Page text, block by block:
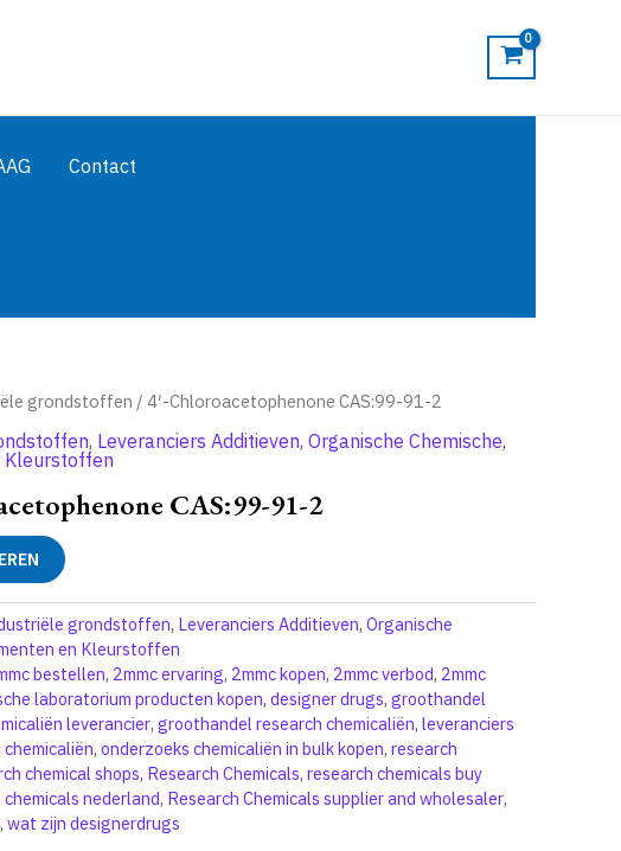
Contact
grondstoffen / 4′-Chloroacetophenone CAS:99-91-2
, Leveranciers Additieven, Organische Chemische,
Kleurstoffen
CAS:99-91-2
grondstoffen, Leveranciers Additieven, Organische
en Kleurstoffen
bestellen, 2mmc ervaring, 2mmc kopen, 2mmc verbod, 2mmc
laboratorium producten kopen, designer drugs, groothandel
leverancier, groothandel research chemicaliën, leveranciers
, onderzoeks chemicaliën in bulk kopen, research
chemical shops, Research Chemicals, research chemicals buy
nederland, Research Chemicals supplier and wholesaler,
, wat zijn designerdrugs